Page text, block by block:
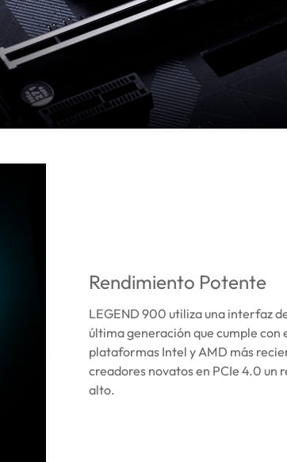
Rendimiento Potente
LEGEND 900 utiliza una interfaz
última generación que cumple con
plataformas Intel y AMD más
creadores novatos en PCIe 4.0
alto.